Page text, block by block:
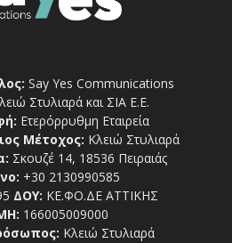
Say Yes Communications
Στυλιαρά και ΣΙΑ Ε.Ε.
Ετερόρρυθμη Εταιρεία
Μέτοχος: Κλειώ Στυλιαρά
Σκουζέ 14, 18536 Πειραιάς
+30 2130990585
ΔΟΥ: ΚΕ.ΦΟ.ΔΕ ΑΤΤΙΚΗΣ
166005009000
Κλειώ Στυλιαρά